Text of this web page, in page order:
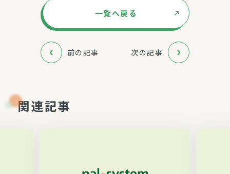
一覧へ戻る
前の記事 次の記事
関連記事